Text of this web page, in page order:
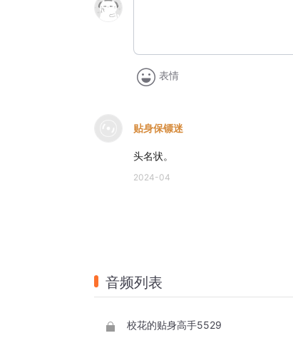
表情
贴身保镖迷
头名状。
2024-04
音频列表
校花的贴身高手5529